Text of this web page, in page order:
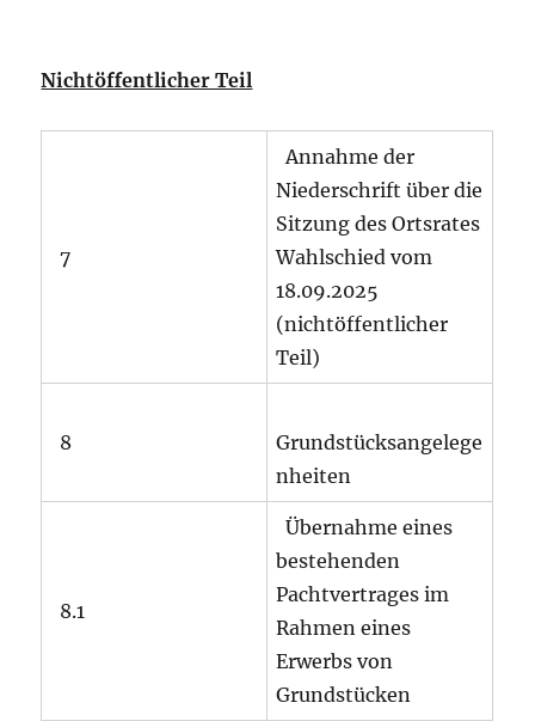
Nichtöffentlicher Teil
7
Annahme der
Niederschrift über die
Sitzung des Ortsrates
Wahlschied vom
18.09.2025
(nichtöffentlicher
Teil)
8
Grundstücksangelege
nheiten
8.1
Übernahme eines
bestehenden
Pachtvertrages im
Rahmen eines
Erwerbs von
Grundstücken